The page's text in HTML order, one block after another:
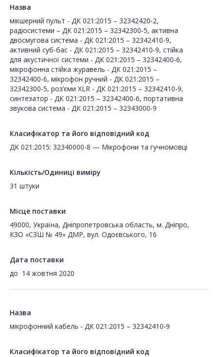
Назва
мікшерний пульт - ДК 021:2015 – 32342420-2,
радіосистеми – ДК 021:2015 – 32342300-5, активна
двосмугова система - ДК 021:2015 – 32342410-9,
активний суб-бас - ДК 021:2015 – 32342410-9, стійка
для акустичної системи - ДК 021:2015 – 32342400-6,
мікрофонна стійка журавель - ДК 021:2015 –
32342400-6, мікрофон ручний - ДК 021:2015 –
32342300-5, роз’єми XLR - ДК 021:2015 – 32342410-9,
синтезатор - ДК 021:2015 – 32342400-6, портативна
звукова система - ДК 021:2015 – 32343000-9
Класифікатор та його відповідний код
ДК 021:2015: 32340000-8 — Мікрофони та гучномовці
Кількість/Одиниці виміру
31 штуки
Місце поставки
49000, Україна, Дніпропетровська область, м. Дніпро,
КЗО «СЗШ № 49» ДМР, вул. Одоєвського, 16
Дата поставки
до 14 жовтня 2020
Назва
мікрофонний кабель - ДК 021:2015 – 32342410-9
Класифікатор та його відповідний код